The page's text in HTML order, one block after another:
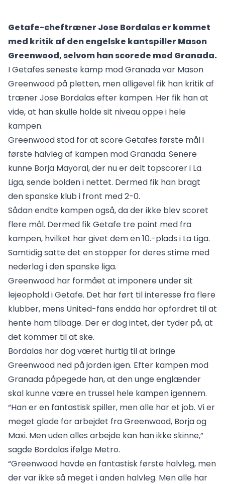
Getafe-cheftræner Jose Bordalas er kommet
med kritik af den engelske kantspiller Mason
Greenwood, selvom han scorede mod Granada.
I Getafes seneste kamp mod Granada var Mason
Greenwood på pletten, men alligevel fik han kritik af
træner Jose Bordalas efter kampen. Her fik han at
vide, at han skulle holde sit niveau oppe i hele
kampen.
Greenwood stod for at score Getafes første mål i
første halvleg af kampen mod Granada. Senere
kunne Borja Mayoral, der nu er delt topscorer i La
Liga, sende bolden i nettet. Dermed fik han bragt
den spanske klub i front med 2-0.
Sådan endte kampen også, da der ikke blev scoret
flere mål. Dermed fik Getafe tre point med fra
kampen, hvilket har givet dem en 10.-plads i La Liga.
Samtidig satte det en stopper for deres stime med
nederlag i den spanske liga.
Greenwood har formået at imponere under sit
lejeophold i Getafe. Det har ført til interesse fra flere
klubber, mens United-fans endda har opfordret til at
hente ham tilbage. Der er dog intet, der tyder på, at
det kommer til at ske.
Bordalas har dog været hurtig til at bringe
Greenwood ned på jorden igen. Efter kampen mod
Granada påpegede han, at den unge englænder
skal kunne være en trussel hele kampen igennem.
“Han er en fantastisk spiller, men alle har et job. Vi er
meget glade for arbejdet fra Greenwood, Borja og
Maxi. Men uden alles arbejde kan han ikke skinne,”
sagde Bordalas ifølge Metro.
“Greenwood havde en fantastisk første halvleg, men
der var ikke så meget i anden halvleg. Men alle har